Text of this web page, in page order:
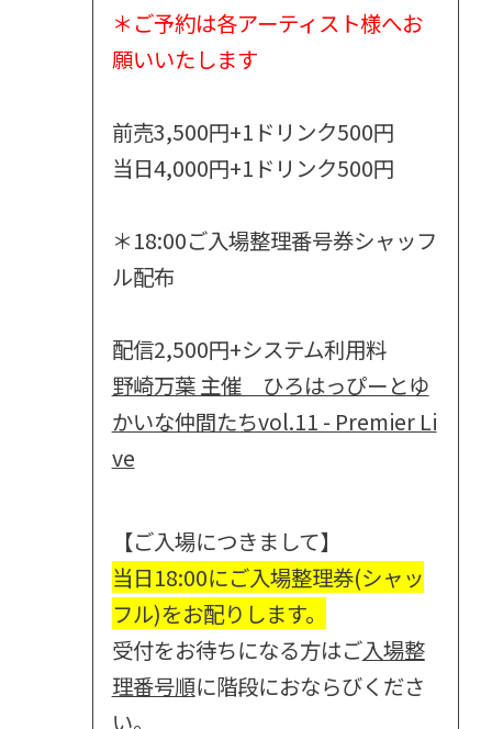
＊ご予約は各アーティスト様へお
願いいたします
前売3,500円+1ドリンク500円
当日4,000円+1ドリンク500円
＊18:00ご入場整理番号券シャッフ
ル配布
配信2,500円+システム利用料
野崎万葉 主催 ひろはっぴーとゆ
かいな仲間たちvol.11 - Premier Li
ve
【ご入場につきまして】
当日18:00にご入場整理券(シャッ
フル)をお配りします。
受付をお待ちになる方はご入場整
理番号順に階段におならびくださ
い。